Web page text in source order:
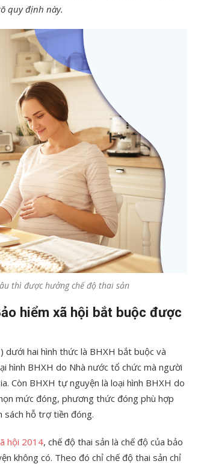
quy định này.
thì được hưởng chế độ thai sản
hiểm xã hội bắt buộc được
dưới hai hình thức là BHXH bắt buộc và
hình BHXH do Nhà nước tổ chức mà người
Còn BHXH tự nguyện là loại hình BHXH do
mức đóng, phương thức đóng phù hợp
sách hỗ trợ tiền đóng.
hội 2014, chế độ thai sản là chế độ của bảo
không có. Theo đó chỉ chế độ thai sản chỉ